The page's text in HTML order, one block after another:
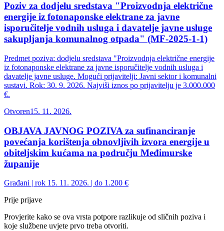
Poziv za dodjelu sredstava "Proizvodnja električne
energije iz fotonaponske elektrane za javne
isporučitelje vodnih usluga i davatelje javne usluge
sakupljanja komunalnog otpada" (MF-2025-1-1)
Predmet poziva: dodjelu sredstava "Proizvodnja električne energije
iz fotonaponske elektrane za javne isporučitelje vodnih usluga i
davatelje javne usluge. Mogući prijavitelji: Javni sektor i komunalni
sustavi. Rok: 30. 9. 2026. Najviši iznos po prijavitelju je 3.000.000
€.
Otvoren15. 11. 2026.
OBJAVA JAVNOG POZIVA za sufinanciranje
povećanja korištenja obnovljivih izvora energije u
obiteljskim kućama na području Međimurske
županije
Građani | rok 15. 11. 2026. | do 1.200 €
Prije prijave
Provjerite kako se ova vrsta potpore razlikuje od sličnih poziva i
koje službene uvjete prvo treba otvoriti.